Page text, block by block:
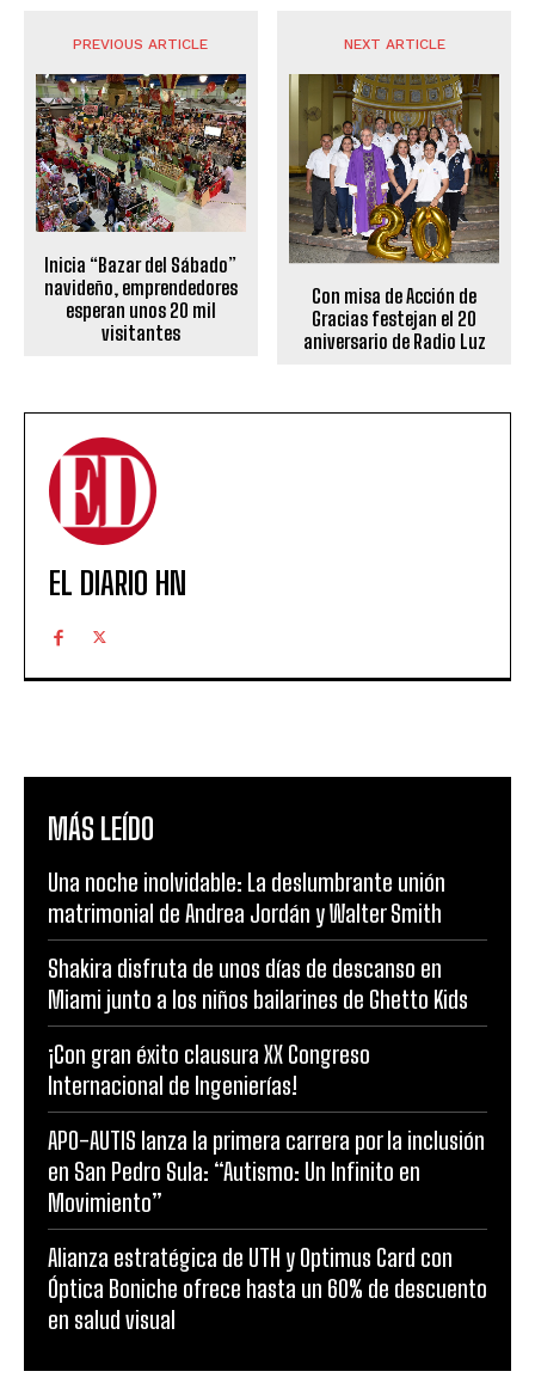
PREVIOUS ARTICLE
Inicia “Bazar del Sábado”
navideño, emprendedores
esperan unos 20 mil
visitantes
NEXT ARTICLE
Con misa de Acción de
Gracias festejan el 20
aniversario de Radio Luz
EL DIARIO HN
MÁS LEÍDO
Una noche inolvidable: La deslumbrante unión
matrimonial de Andrea Jordán y Walter Smith
Shakira disfruta de unos días de descanso en
Miami junto a los niños bailarines de Ghetto Kids
¡Con gran éxito clausura XX Congreso
Internacional de Ingenierías!
APO-AUTIS lanza la primera carrera por la inclusión
en San Pedro Sula: “Autismo: Un Infinito en
Movimiento”
Alianza estratégica de UTH y Optimus Card con
Óptica Boniche ofrece hasta un 60% de descuento
en salud visual